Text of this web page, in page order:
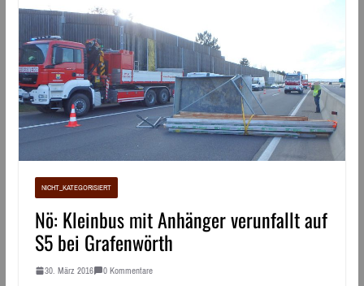
NICHT_KATEGORISIERT
Nö: Kleinbus mit Anhänger verunfallt auf
S5 bei Grafenwörth
30. März 2016 0 Kommentare